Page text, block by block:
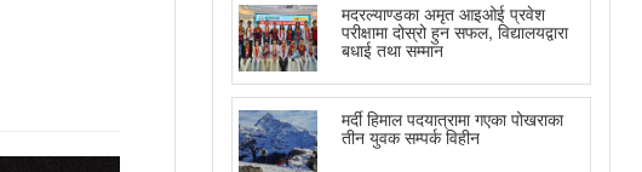
मदरल्याण्डका अमृत आइओई प्रवेश
परीक्षामा दोस्रो हुन सफल, विद्यालयद्वारा
बधाई तथा सम्मान
मर्दी हिमाल पदयात्रामा गएका पोखराका
तीन युवक सम्पर्क विहीन